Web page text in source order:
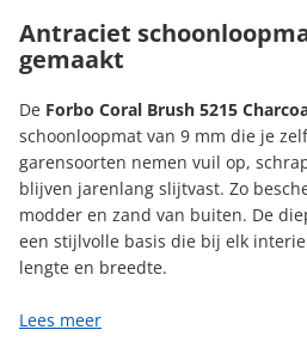
Lees meer
Antraciet
gemaakt
De Forbo Coral Brush 5215
schoonloopmat van 9 mm die je
garensoorten nemen vuil op,
blijven jarenlang slijtvast. Zo
modder en zand van buiten. De
een stijlvolle basis die bij elk
lengte en breedte.